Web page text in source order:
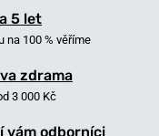
5 let
na 100 % věříme
zdrama
3 000 Kč
vám odborníci